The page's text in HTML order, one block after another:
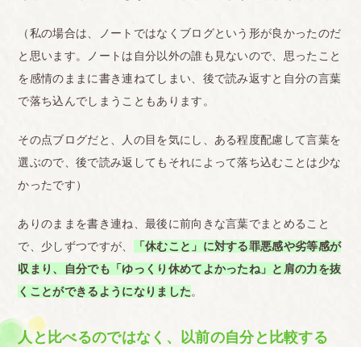
（私の場合は、ノートではなくブログという形が良かったのだ
と思います。ノートは自分以外の誰も見ないので、思ったこと
を感情のままに書き連ねてしまい、後で読み返すと自分の言葉
で落ち込んでしまうこともあります。
その点ブログだと、人の目を気にし、ある程度配慮して言葉を
選ぶので、後で読み返してもそれによって落ち込むことは少な
かったです）
ありのままを書き連ね、最後に前向きな言葉でまとめること
で、少しずつですが、
「休むこと」に対する罪悪感や劣等感が
収まり、自分でも「ゆっくり休めてよかったね」と肩の力を抜
くことができるようになりました。
人と比べるのではなく、以前の自分と比較する